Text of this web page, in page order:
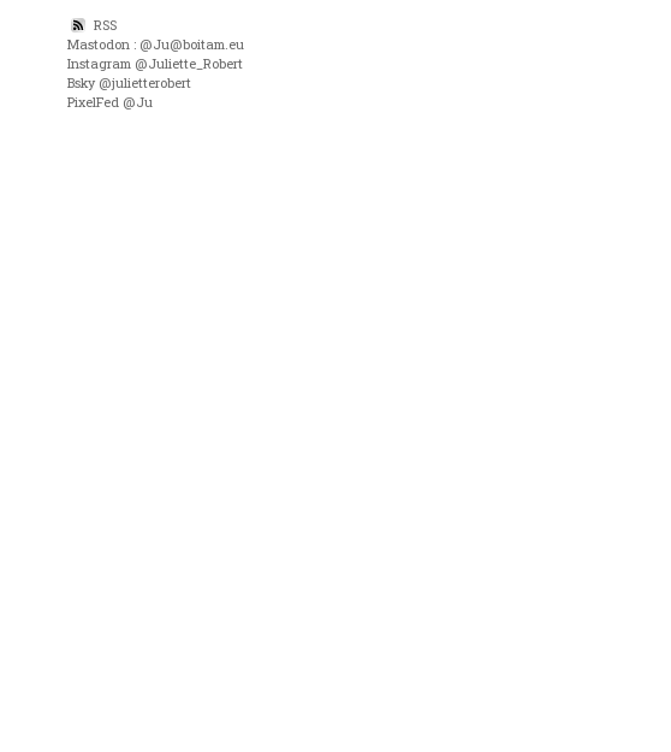
RSS
Mastodon : @Ju@boitam.eu
Instagram @Juliette_Robert
Bsky @julietterobert
PixelFed @Ju